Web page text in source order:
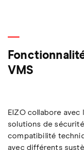
VMS
EIZO collabore
solutions de
compatibilité
avec différents